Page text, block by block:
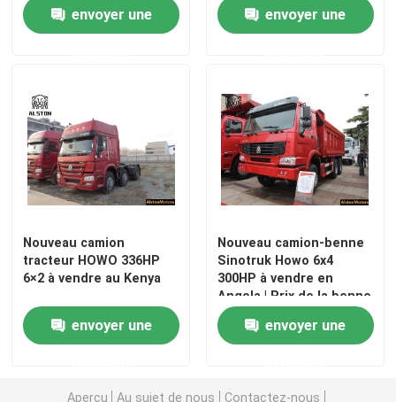
envoyer une envoyer une
Nouveau camion
tracteur HOWO 336HP
6×2 à vendre au Kenya
envoyer une
Nouveau camion-benne
Sinotruk Howo 6x4
300HP à vendre en
Angola | Prix de la benne
de 5,4M
envoyer une
Aperçu Au sujet de nous Contactez-nous